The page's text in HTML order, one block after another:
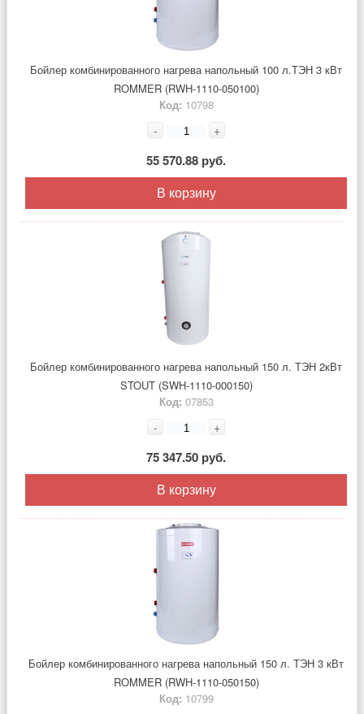
Бойлер комбинированного нагрева напольный 100 л.ТЭН 3 кВт
ROMMER (RWH-1110-050100)
Код: 10798
- +
55 570.88 руб.
В корзину
Бойлер комбинированного нагрева напольный 150 л. ТЭН 2кВт
STOUT (SWH-1110-000150)
Код: 07853
- +
75 347.50 руб.
В корзину
Бойлер комбинированного нагрева напольный 150 л. ТЭН 3 кВт
ROMMER (RWH-1110-050150)
Код: 10799